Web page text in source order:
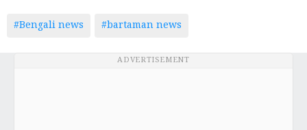
#Bengali news #bartaman news
ADVERTISEMENT